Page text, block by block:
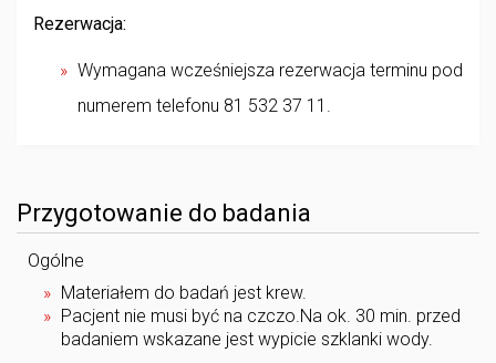
Rezerwacja:
Wymagana wcześniejsza rezerwacja terminu pod
numerem telefonu 81 532 37 11.
Przygotowanie do badania
Ogólne
Materiałem do badań jest krew.
Pacjent nie musi być na czczo.Na ok. 30 min. przed
badaniem wskazane jest wypicie szklanki wody.